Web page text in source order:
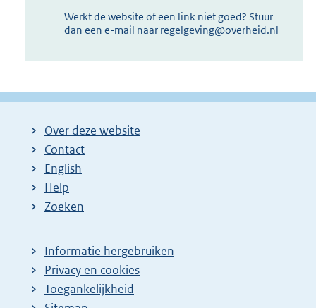
Werkt de website of een link niet goed? Stuur
dan een e-mail naar regelgeving@overheid.nl
Over deze website
Contact
English
Help
Zoeken
Informatie hergebruiken
Privacy en cookies
Toegankelijkheid